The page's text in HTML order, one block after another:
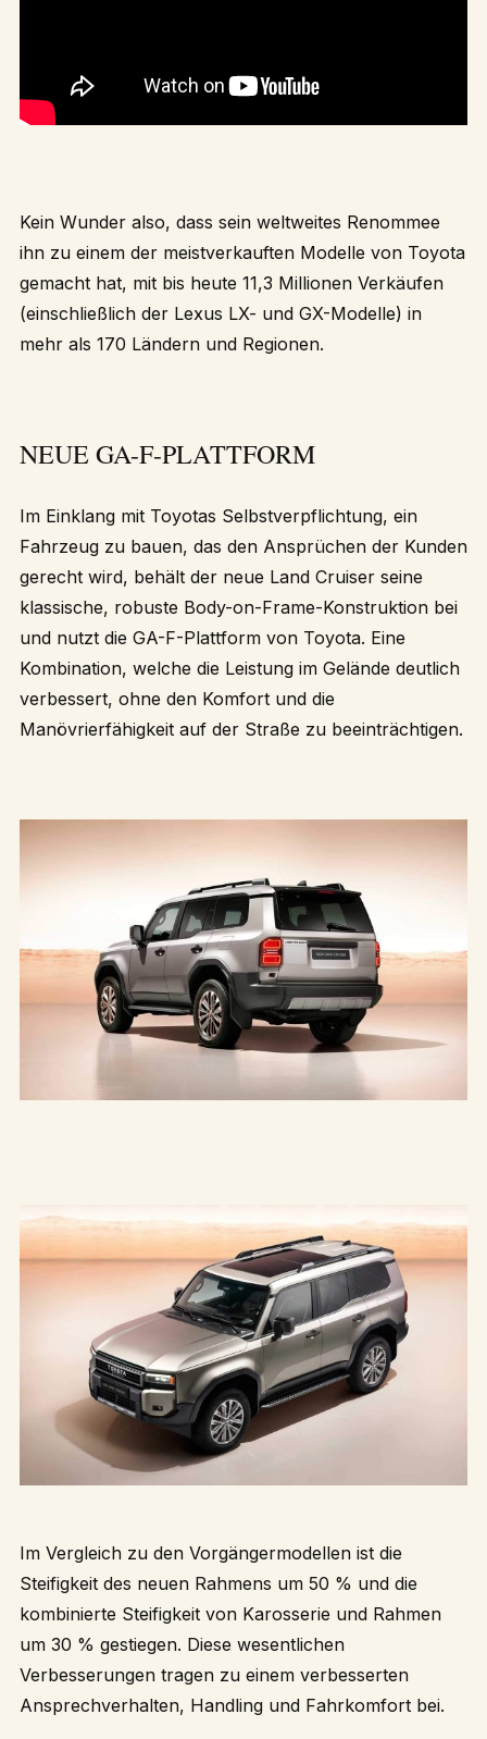
Kein Wunder also, dass sein weltweites Renommee
ihn zu einem der meistverkauften Modelle von Toyota
gemacht hat, mit bis heute 11,3 Millionen Verkäufen
(einschließlich der Lexus LX- und GX-Modelle) in
mehr als 170 Ländern und Regionen.
NEUE GA-F-PLATTFORM
Im Einklang mit Toyotas Selbstverpflichtung, ein
Fahrzeug zu bauen, das den Ansprüchen der Kunden
gerecht wird, behält der neue Land Cruiser seine
klassische, robuste Body-on-Frame-Konstruktion bei
und nutzt die GA-F-Plattform von Toyota. Eine
Kombination, welche die Leistung im Gelände deutlich
verbessert, ohne den Komfort und die
Manövrierfähigkeit auf der Straße zu beeinträchtigen.
Im Vergleich zu den Vorgängermodellen ist die
Steifigkeit des neuen Rahmens um 50 % und die
kombinierte Steifigkeit von Karosserie und Rahmen
um 30 % gestiegen. Diese wesentlichen
Verbesserungen tragen zu einem verbesserten
Ansprechverhalten, Handling und Fahrkomfort bei.